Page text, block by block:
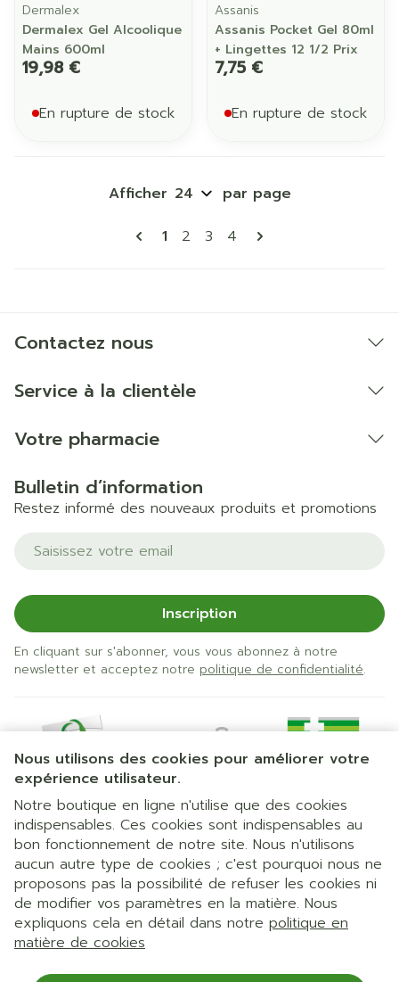
Nous utilisons des cookies pour améliorer votre
expérience utilisateur.
Notre boutique en ligne n'utilise que des cookies
indispensables. Ces cookies sont indispensables au
bon fonctionnement de notre site. Nous n'utilisons
aucun autre type de cookies ; c'est pourquoi nous ne
proposons pas la possibilité de refuser les cookies ni
de modifier vos paramètres en la matière. Nous
expliquons cela en détail dans notre politique en
matière de cookies
Dermalex
Dermalex Gel Alcoolique
Mains 600ml
19,98 €
En rupture de stock
Assanis
Assanis Pocket Gel 80ml
+ Lingettes 12 1/2 Prix
7,75 €
En rupture de stock
Pages
Vous lisez actuellement la page
1 Page
2 Page
3 Page
4
Afficher par page
Contactez nous
Service à la clientèle
Votre pharmacie
Bulletin d’information
Restez informé des nouveaux produits et promotions
Adresse mail
Inscription
En cliquant sur s'abonner, vous vous abonnez à notre
newsletter et acceptez notre politique de confidentialité.
Liens légaux